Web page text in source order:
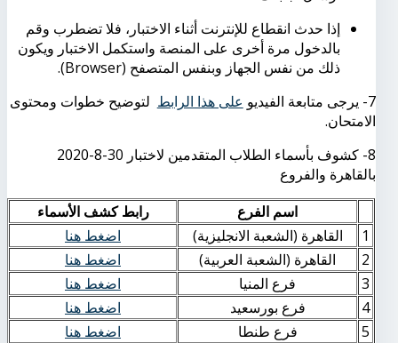
إذا حدث انقطاع للإنترنت أثناء الاختبار، فلا تضطرب وقم
بالدخول مرة أخرى على المنصة واستكمل الاختبار ويكون
ذلك من نفس الجهاز وبنفس المتصفح (Browser
).
7- يرجى متابعة الفيديو
على هذا الرابط لتوضيح خطوات ومحتوى
الامتحان.
8- كشوف بأسماء الطلاب المتقدمين لاختبار 30-8-2020
بالقاهرة والفروع
رابط كشف الأسماء
اسم الفرع
اضغط هنا
القاهرة (الشعبة الانجليزية)
1
اضغط هنا
القاهرة (الشعبة العربية)
2
اضغط هنا
فرع المنيا
3
اضغط هنا
فرع بورسعيد
4
اضغط هنا
فرع طنطا
5